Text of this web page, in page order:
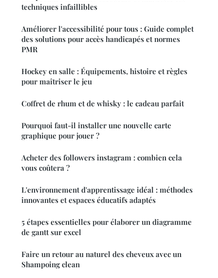
techniques infaillibles
Améliorer l'accessibilité pour tous : Guide complet
des solutions pour accès handicapés et normes
PMR
Hockey en salle : Équipements, histoire et règles
pour maîtriser le jeu
Coffret de rhum et de whisky : le cadeau parfait
Pourquoi faut-il installer une nouvelle carte
graphique pour jouer ?
Acheter des followers instagram : combien cela
vous coûtera ?
L'environnement d'apprentissage idéal : méthodes
innovantes et espaces éducatifs adaptés
5 étapes essentielles pour élaborer un diagramme
de gantt sur excel
Faire un retour au naturel des cheveux avec un
Shampoing clean